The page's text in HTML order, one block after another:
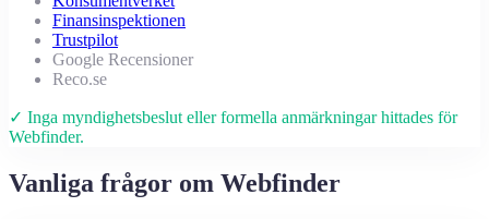
Finansinspektionen
Trustpilot
Google Recensioner
Reco.se
✓ Inga myndighetsbeslut eller formella anmärkningar hittades för
Webfinder.
Vanliga frågor om Webfinder